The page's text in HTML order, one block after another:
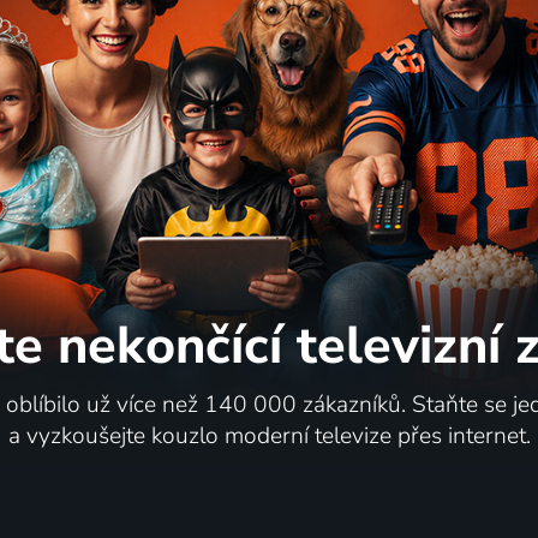
Eric Klik: Život na dálkové
65
nekončící televizní
oblíbilo už více než 140 000 zákazníků. Staňte se
a vyzkoušejte kouzlo moderní televize přes internet.